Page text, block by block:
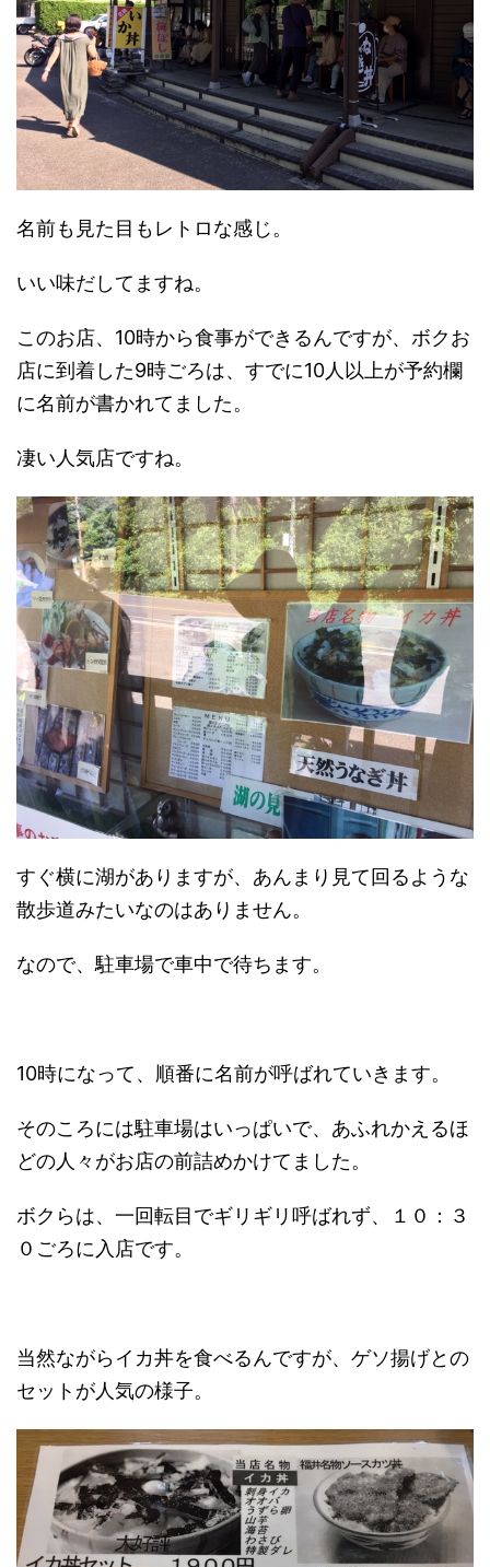
名前も見た目もレトロな感じ。
いい味だしてますね。
このお店、10時から食事ができるんですが、ボクお
店に到着した9時ごろは、すでに10人以上が予約欄
に名前が書かれてました。
凄い人気店ですね。
すぐ横に湖がありますが、あんまり見て回るような
散歩道みたいなのはありません。
なので、駐車場で車中で待ちます。
10時になって、順番に名前が呼ばれていきます。
そのころには駐車場はいっぱいで、あふれかえるほ
どの人々がお店の前詰めかけてました。
ボクらは、一回転目でギリギリ呼ばれず、１０：３
０ごろに入店です。
当然ながらイカ丼を食べるんですが、ゲソ揚げとの
セットが人気の様子。